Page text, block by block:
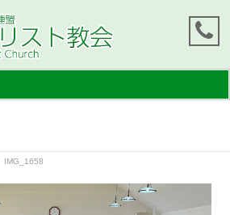
IMG_1658